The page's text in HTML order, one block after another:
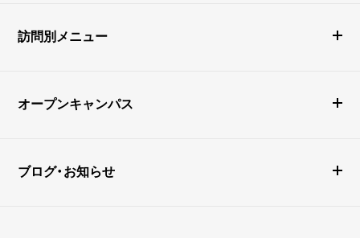
訪問別メニュー
オープンキャンパス
ブログ・お知らせ